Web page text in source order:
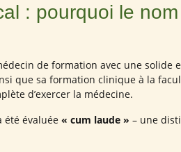
: pourquoi le
de formation avec une
que sa formation clinique à la
d’exercer la médecine.
été évaluée « cum laude » – une